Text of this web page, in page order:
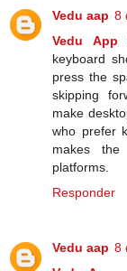
Vedu aap 8
Vedu App
keyboard
press the
skipping
make
who prefer
makes
platforms.
Responder
Vedu aap 8